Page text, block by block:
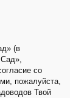
(в
со
пожалуйста,
Твой